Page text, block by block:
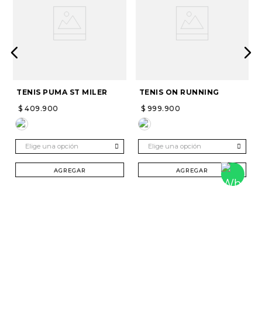
TENIS PUMA ST MILER
$ 409.900
Elige una opción
AGREGAR
TENIS ON RUNNING
$ 999.900
Elige una opción
AGREGAR